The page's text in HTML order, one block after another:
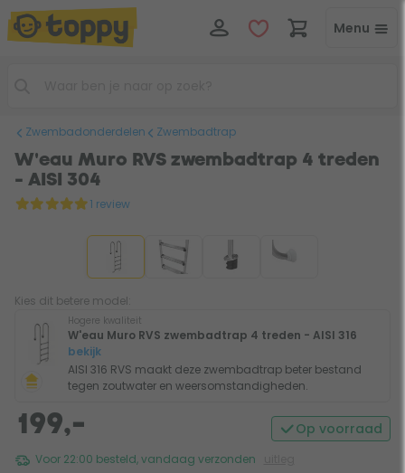
Menu
Zwembadonderdelen Zwembadtrap
W'eau Muro RVS zwembadtrap 4 treden
- AISI 304
1 review
Kies dit betere model:
Hogere kwaliteit
W'eau Muro RVS zwembadtrap 4 treden - AISI 316
bekijk
AISI 316 RVS maakt deze zwembadtrap beter bestand
tegen zoutwater en weersomstandigheden.
199,- Op voorraad
Voor 22:00 besteld, vandaag verzonden